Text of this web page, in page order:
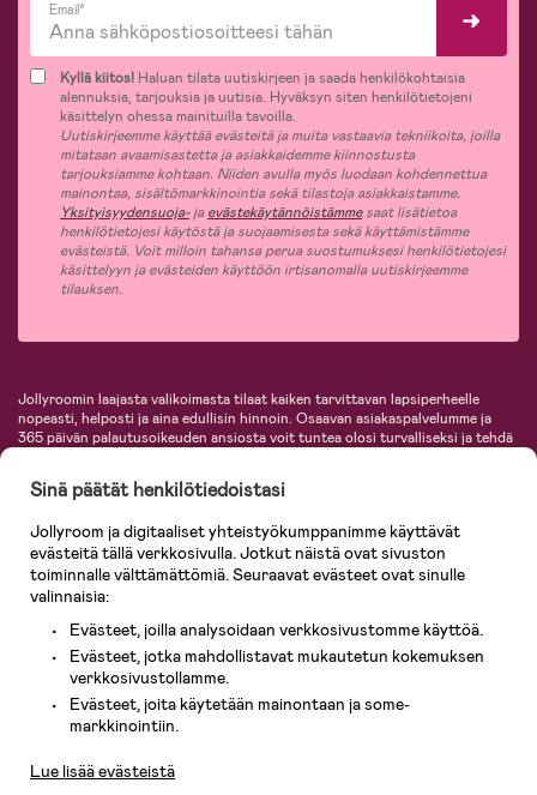
Email*
Kyllä kiitos! Haluan tilata uutiskirjeen ja saada henkilökohtaisia
alennuksia, tarjouksia ja uutisia. Hyväksyn siten henkilötietojeni
käsittelyn ohessa mainituilla tavoilla.
Uutiskirjeemme käyttää evästeitä ja muita vastaavia tekniikoita, joilla
mitataan avaamisastetta ja asiakkaidemme kiinnostusta
tarjouksiamme kohtaan. Niiden avulla myös luodaan kohdennettua
mainontaa, sisältömarkkinointia sekä tilastoja asiakkaistamme.
Yksityisyydensuoja-jaevästekäytännöistämmesaat lisätietoa
henkilötietojesi käytöstä ja suojaamisesta sekä käyttämistämme
evästeistä. Voit milloin tahansa perua suostumuksesi henkilötietojesi
käsittelyyn ja evästeiden käyttöön irtisanomalla uutiskirjeemme
tilauksen.
Jollyroomin laajasta valikoimasta tilaat kaiken tarvittavan lapsiperheelle
nopeasti, helposti ja aina edullisin hinnoin. Osaavan asiakaspalvelumme ja
365 päivän palautusoikeuden ansiosta voit tuntea olosi turvalliseksi ja tehdä
lastentarvikkeita sekä paljon muuta. Meiltä löydät lukuisia tunnettuja
KidKraft, Ergobaby, Philips Avent, Neonate, Cybex, LEGO ja monia muita!
Tervetuloa shoppailemaan Pohjoismaiden suurimpaan lastentarvikkeiden
verkkokauppaan!
Sinä päätät henkilötiedoistasi
Jollyroom ja digitaaliset yhteistyökumppanimme käyttävät
evästeitä tällä verkkosivulla. Jotkut näistä ovat sivuston
toiminnalle välttämättömiä. Seuraavat evästeet ovat sinulle
valinnaisia:
Evästeet, joilla analysoidaan verkkosivustomme käyttöä.
Evästeet, jotka mahdollistavat mukautetun kokemuksen
verkkosivustollamme.
Evästeet, joita käytetään mainontaan ja some-
markkinointiin.
Lue lisää evästeistä